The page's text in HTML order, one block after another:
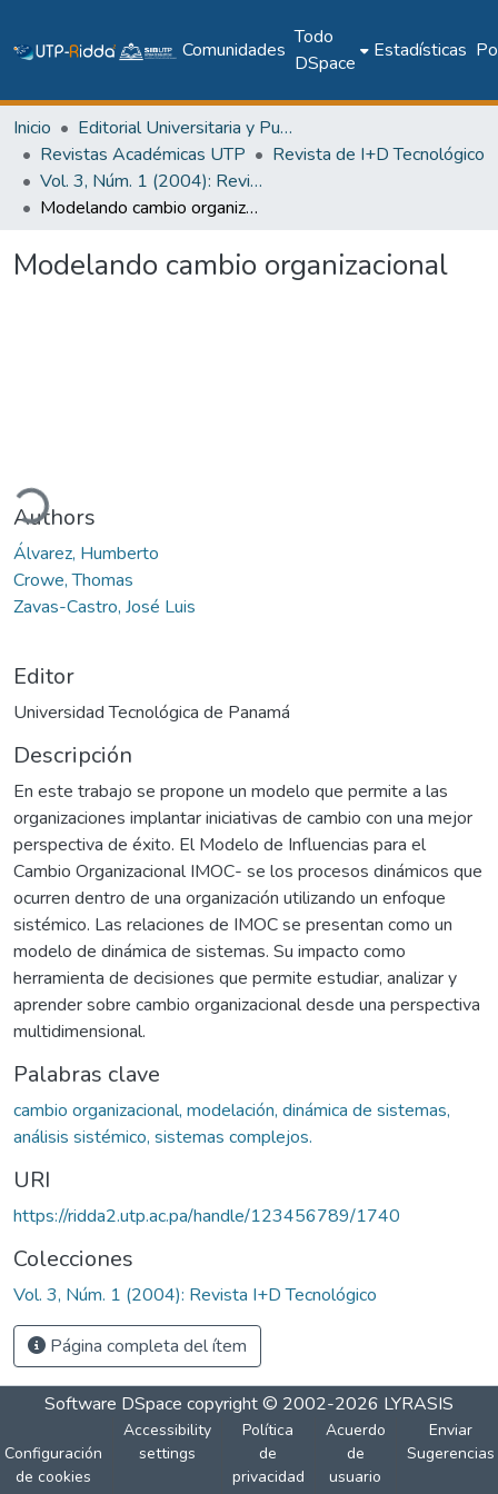
Comunidades
Todo
DSpace
Estadísticas
Inicio
Editorial Universitaria y Publicaciones Seriadas
Revistas Académicas UTP
Revista de I+D Tecnológico
Vol. 3, Núm. 1 (2004): Revista I+D Tecnológico
Modelando cambio organizacional
Modelando cambio organizacional
Authors
Álvarez, Humberto
Crowe, Thomas
Zavas-Castro, José Luis
Editor
Universidad Tecnológica de Panamá
Descripción
En este trabajo se propone un modelo que permite a las
organizaciones implantar iniciativas de cambio con una mejor
perspectiva de éxito. El Modelo de Influencias para el
Cambio Organizacional IMOC- se los procesos dinámicos que
ocurren dentro de una organización utilizando un enfoque
sistémico. Las relaciones de IMOC se presentan como un
modelo de dinámica de sistemas. Su impacto como
herramienta de decisiones que permite estudiar, analizar y
aprender sobre cambio organizacional desde una perspectiva
multidimensional.
Palabras clave
cambio organizacional, modelación, dinámica de sistemas,
análisis sistémico, sistemas complejos.
URI
https://ridda2.utp.ac.pa/handle/123456789/1740
Colecciones
Vol. 3, Núm. 1 (2004): Revista I+D Tecnológico
Página completa del ítem
Software DSpace copyright © 2002-2026 LYRASIS
Configuración
de cookies
Accessibility
settings
Política
de
privacidad
Acuerdo
de
usuario
Enviar
Sugerencias